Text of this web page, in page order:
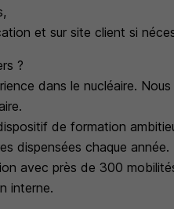
et sur site client si
?
dans le nucléaire.
de formation
dispensées chaque année.
avec près de 300
interne.